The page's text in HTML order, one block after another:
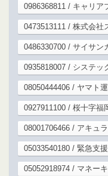
0986368811 / キャリア
0473513111 / 株式会社
0486330700 / サイサン
0935818007 / システッ
08050444406 / ヤマト
0927911100 / 桜十字福
08001706466 / アキュ
05033540180 / 緊急支
05052918974 / マネー